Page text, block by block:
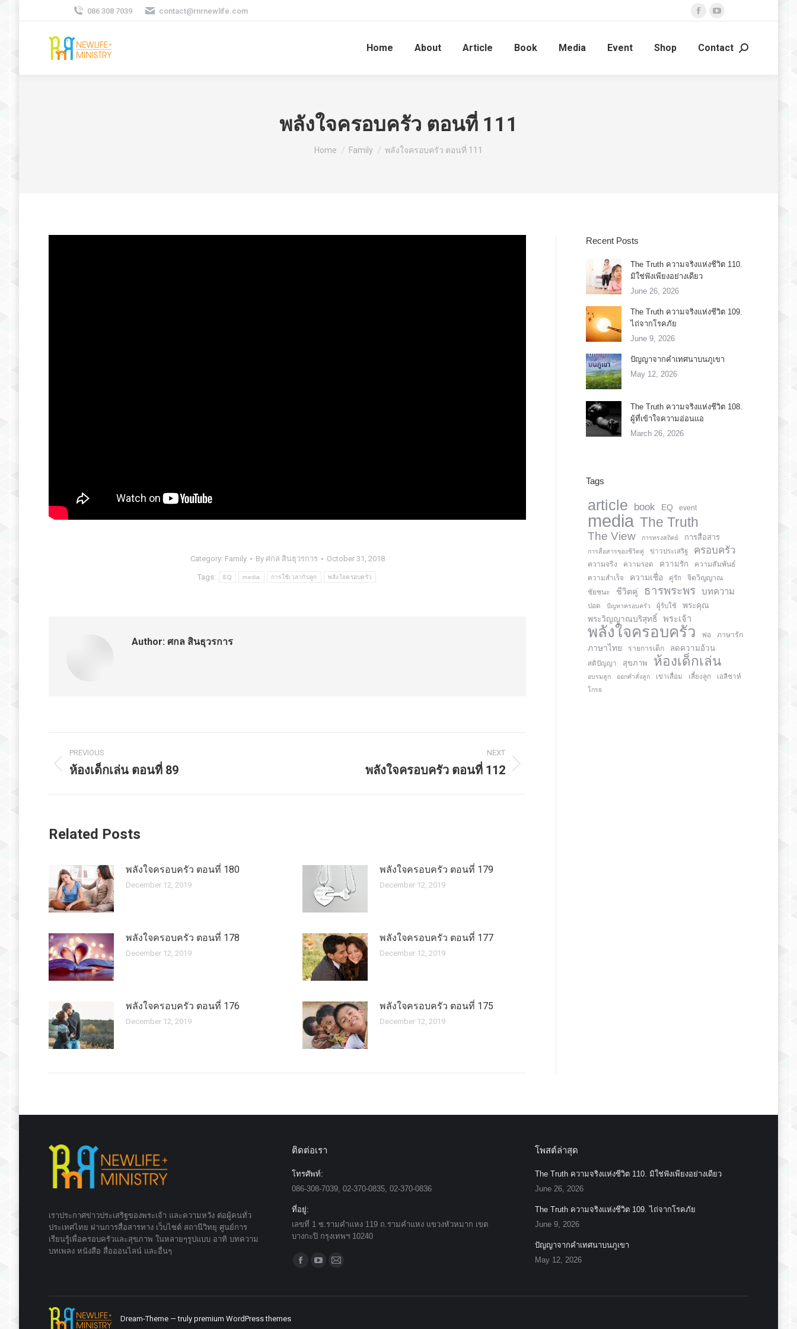
086 308 7039 contact@rnrnewlife.com
Facebook
opens
YouTube
opens
Home About Article Book Media Event Shop Contact Search:
พลังใจครอบครัว ตอนที่ 111
You are here:
Home Family พลังใจครอบครัว ตอนที่ 111
Category: Family By ศกล สินธุวรการ October 31, 2018
Tags: EQ media การใช้เวลากับลูก พลังใจครอบครัว
Author: ศกล สินธุวรการ
Post
navigation
PREVIOUS
Previous
ห้องเด็กเล่น ตอนที่ 89
NEXT
พลังใจครอบครัว ตอนที่ 112
Related Posts
พลังใจครอบครัว ตอนที่ 180
December 12, 2019
พลังใจครอบครัว ตอนที่ 179
December 12, 2019
พลังใจครอบครัว ตอนที่ 178
December 12, 2019
พลังใจครอบครัว ตอนที่ 177
December 12, 2019
พลังใจครอบครัว ตอนที่ 176
December 12, 2019
พลังใจครอบครัว ตอนที่ 175
December 12, 2019
Recent Posts
The Truth ความจริงแห่งชีวิต 110.
มิใช่ฟังเพียงอย่างเดียว
June 26, 2026
The Truth ความจริงแห่งชีวิต 109.
ไถ่จากโรคภัย
June 9, 2026
ปัญญาจากคำเทศนาบนภูเขา
May 12, 2026
The Truth ความจริงแห่งชีวิต 108.
ผู้ที่เข้าใจความอ่อนแอ
March 26, 2026
Tags
article book EQ event
media The Truth
The View การทรงสถิตย์ การสื่อสาร
การสื่อสารของชีวิตคู่ ข่าวประเสริฐ ครอบครัว
ความจริง ความรอด ความรัก ความสัมพันธ์
ความสำเร็จ ความเชื่อ คู่รัก
จิตวิญญาณ
ชัยชนะ
ชีวิตคู่ ธารพระพร บทความ
ปอด ปัญหาครอบครัว ผู้รับใช้
พระคุณ
พระวิญญาณบริสุทธิ์
พระเจ้า
พลังใจครอบครัว พ่อ ภาษารัก
ภาษาไทย รายการเด็ก ลดความอ้วน
สติปัญญา สุขภาพ ห้องเด็กเล่น
อบรมลูก ออกคำสั่งลูก เข่าเสื่อม เลี้ยงลูก
เอลีชาห์
โกรธ
เราประกาศข่าวประเสริฐของพระเจ้า และความหวัง ต่อผู้คนทั่ว
ประเทศไทย ผ่านการสื่อสารทาง เว็บไซต์ สถานีวิทยุ ศูนย์การ
เรียนรู้เพื่อครอบครัวและสุขภาพ ในหลายๆรูปแบบ อาทิ บทความ
บทเพลง หนังสือ สื่อออนไลน์ และอื่นๆ
ติดต่อเรา
โทรศัพท์:
086-308-7039, 02-370-0835, 02-370-0836
ที่อยู่:
เลขที่ 1 ซ.รามคำแหง 119 ถ.รามคำแหง แขวงหัวหมาก เขต
บางกะปิ กรุงเทพฯ 10240
Find us on:
Facebook
opens
YouTube
opens
Mail
opens
โพสต์ล่าสุด
The Truth ความจริงแห่งชีวิต 110. มิใช่ฟังเพียงอย่างเดียว
June 26, 2026
The Truth ความจริงแห่งชีวิต 109. ไถ่จากโรคภัย
June 9, 2026
ปัญญาจากคำเทศนาบนภูเขา
May 12, 2026
Dream-Theme — truly premium WordPress themes